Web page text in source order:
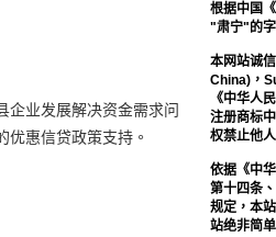
企业发展解决资金需求问
惠信贷政策支持。
根据中国
"肃宁"的
本网站诚
China)，
《中华人
注册商标
权禁止他
依据《中
第十四条
规定，本
站绝非简